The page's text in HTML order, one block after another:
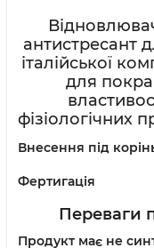
антистресант
італійської
для
фізіологічних
Внесення під
Фертигація
Переваги
Продукт має не